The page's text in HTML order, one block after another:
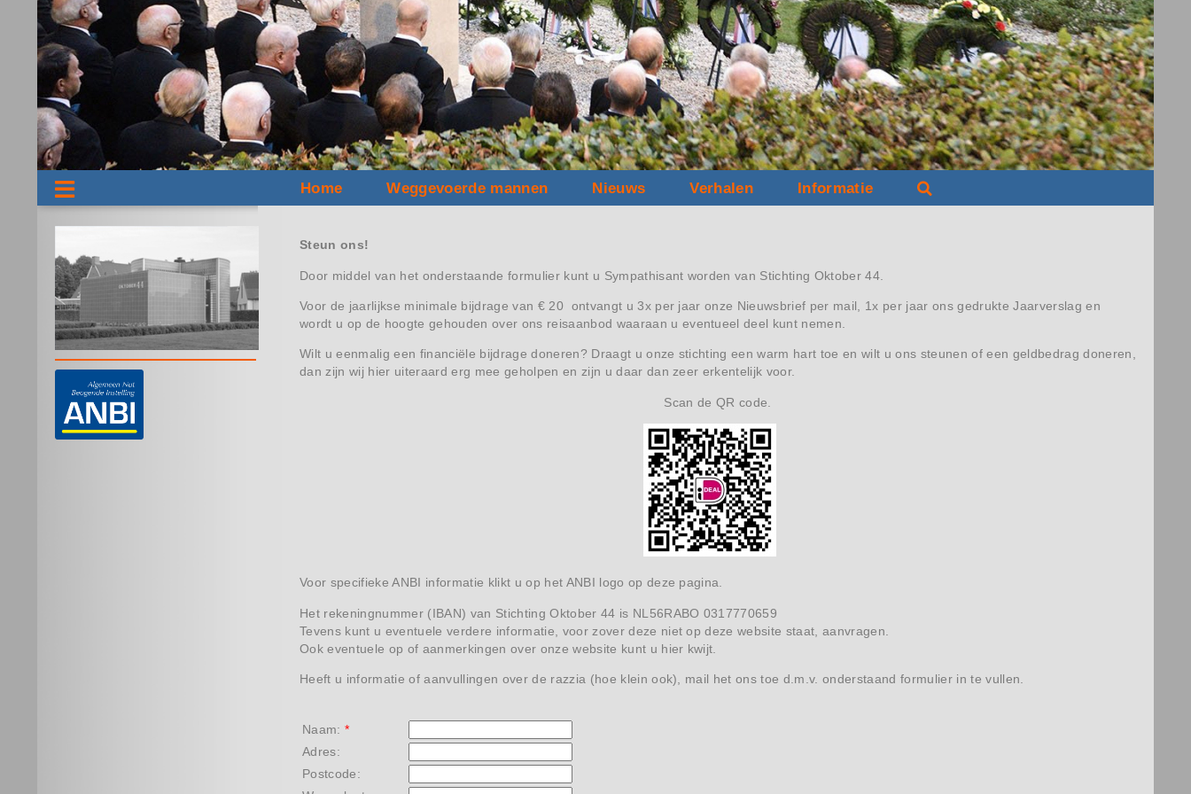
Home Weggevoerde mannen Nieuws Verhalen Informatie
Steun ons!
Door middel van het onderstaande formulier kunt u Sympathisant worden van Stichting Oktober 44.
Voor de jaarlijkse minimale bijdrage van € 20 ontvangt u 3x per jaar onze Nieuwsbrief per mail, 1x per jaar ons gedrukte Jaarverslag en
wordt u op de hoogte gehouden over ons reisaanbod waaraan u eventueel deel kunt nemen.
Wilt u eenmalig een financiële bijdrage doneren? Draagt u onze stichting een warm hart toe en wilt u ons steunen of een geldbedrag doneren,
dan zijn wij hier uiteraard erg mee geholpen en zijn u daar dan zeer erkentelijk voor.
Scan de QR code.
Voor specifieke ANBI informatie klikt u op het ANBI logo op deze pagina.
Het rekeningnummer (IBAN) van Stichting Oktober 44 is NL56RABO 0317770659
Tevens kunt u eventuele verdere informatie, voor zover deze niet op deze website staat, aanvragen.
Ook eventuele op of aanmerkingen over onze website kunt u hier kwijt.
Heeft u informatie of aanvullingen over de razzia (hoe klein ook), mail het ons toe d.m.v. onderstaand formulier in te vullen.
Naam: *
Adres:
Postcode: